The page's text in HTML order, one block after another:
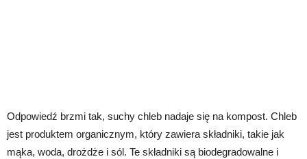
Odpowiedź brzmi tak, suchy chleb nadaje się na kompost. Chleb
jest produktem organicznym, który zawiera składniki, takie jak
mąka, woda, drożdże i sól. Te składniki są biodegradowalne i